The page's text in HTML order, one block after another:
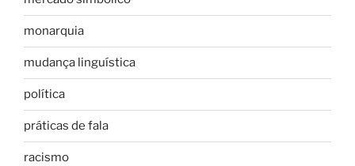
monarquia
mudança linguística
política
práticas de fala
racismo